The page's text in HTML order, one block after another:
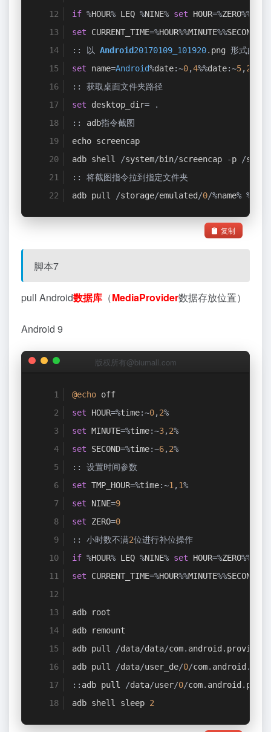
if %HOUR% LEQ %NINE% set HOUR=%ZERO%%
set CURRENT_TIME=%HOUR%%MINUTE%%SECOND
::
以 Android20170109_101920. png 形式的格
set name=Android%date:~0,4%%date:~5,2
::
获取桌面文件夹路径
set desktop_dir=
.
::
adb指令截图
echo screencap
adb shell /system/bin/screencap -p /
::
将截图指令拉到指定文件夹
adb pull /storage/emulated/0/%name% %
复制
脚本7
pull Android数据库 （MediaProvider数据存放位置）
Android 9
版权所有@biumall.com
@echo off
set HOUR=%time:~0,2%
set MINUTE=%time:~3,2%
set SECOND=%time:~6,2%
::
设置时间参数
set TMP_HOUR=%time:~1,1%
set NINE=9
set ZERO=0
::
小时数不满2位进行补位操作
if %HOUR% LEQ %NINE% set HOUR=%ZERO%%
set CURRENT_TIME=%HOUR%%MINUTE%%SECOND
adb root
adb remount
adb pull /data/data/com. android . providers
adb pull /data/user_de/0/com. android .
:: adb pull /data/user/0/com. android .
adb shell sleep 2